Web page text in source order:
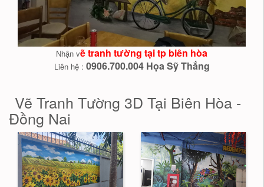
Nhận vẽ tranh tường tại tp biên hòa
Liên hệ : 0906.700.004 Họa Sỹ Thắng
Vẽ Tranh Tường 3D Tại Biên Hòa -
Đồng Nai